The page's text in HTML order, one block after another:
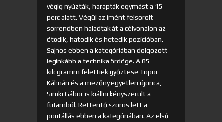
végig nyúzták, harapták egymást a 15
perc alatt. Végül az imént felsorolt
sorrendben haladtak át a célvonalon az
ötödik, hatodik és hetedik pozícióban.
Sajnos ebben a kategóriában dolgozott
leginkább a technika ördöge. A 85
kilogramm felettiek győztese Topor
Kálmán és a mezőny egyetlen újonca,
Siroki Gábor is kiállni kényszerült a
futamból. Rettentő szoros lett a
pontállás ebben a kategóriában. Az első